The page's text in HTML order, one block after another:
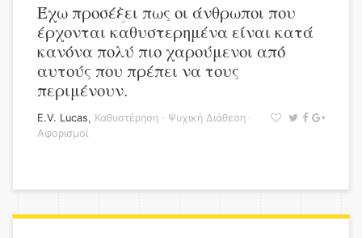
Έχω προσέξει πως οι άνθρωποι που
έρχονται καθυστερημένα είναι κατά
κανόνα πολύ πιο χαρούμενοι από
αυτούς που πρέπει να τους
περιμένουν.
E.V. Lucas, Καθυστέρηση · Ψυχική Διάθεση ·
Αφορισμοί